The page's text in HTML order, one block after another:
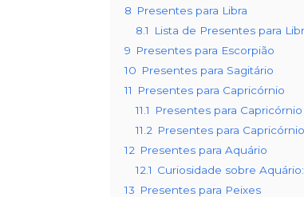
8 Presentes para Libra
8.1
Lista de Presentes para
9 Presentes para Escorpião
10 Presentes para Sagitário
11
Presentes para Capricórnio
11.1
Presentes para
11.2 Presentes para
12 Presentes para Aquário
12.1 Curiosidade sobre Aquário:
13 Presentes para Peixes